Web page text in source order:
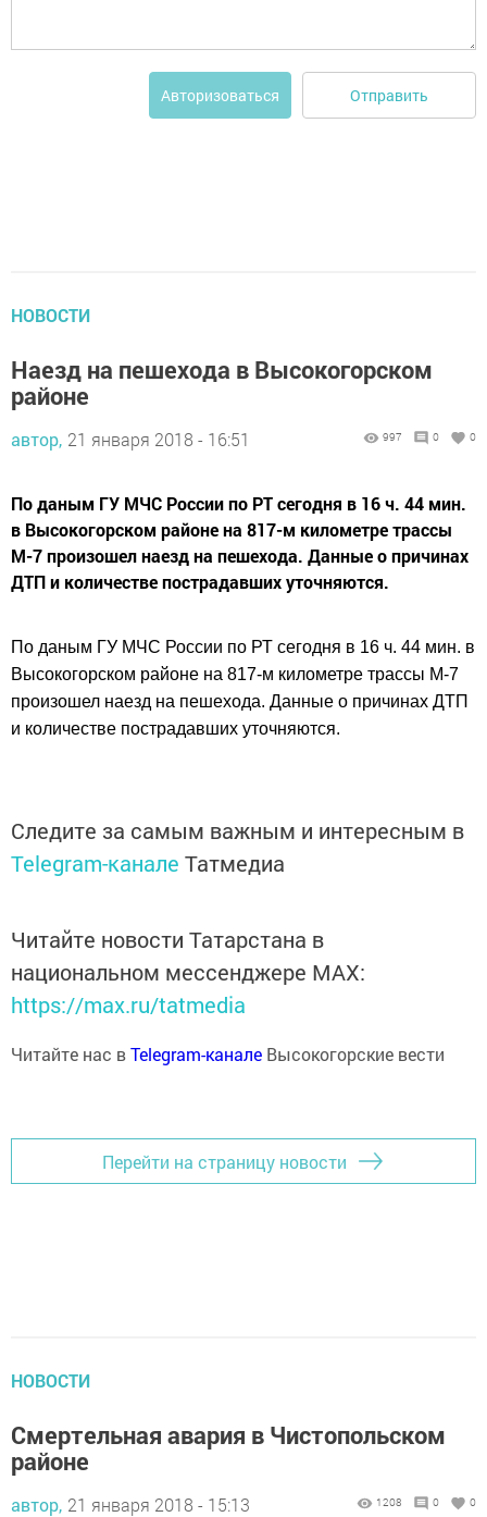
Авторизоваться Отправить
НОВОСТИ
Наезд на пешехода в Высокогорском
районе
автор, 21 января 2018 - 16:51 997 0 0
По даным ГУ МЧС России по РТ сегодня в 16 ч. 44 мин.
в Высокогорском районе на 817-м километре трассы
М-7 произошел наезд на пешехода. Данные о причинах
ДТП и количестве пострадавших уточняются.
По даным ГУ МЧС России по РТ сегодня в 16 ч. 44 мин. в
Высокогорском районе на 817-м километре трассы М-7
произошел наезд на пешехода. Данные о причинах ДТП
и количестве пострадавших уточняются.
Следите за самым важным и интересным в
Telegram-канале Татмедиа
Читайте новости Татарстана в
национальном мессенджере MАХ:
https://max.ru/tatmedia
Читайте нас вTelegram-канале Высокогорские вести
Перейти на страницу новости
НОВОСТИ
Смертельная авария в Чистопольском
районе
автор, 21 января 2018 - 15:13 1208 0 0